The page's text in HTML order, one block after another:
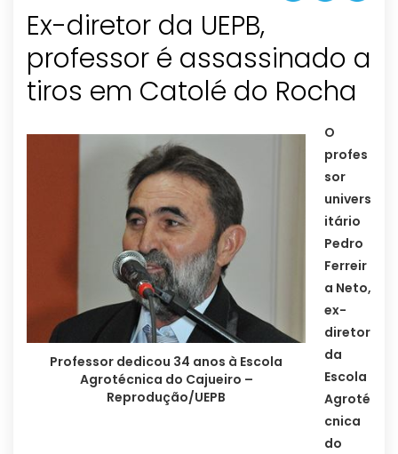
Ex-diretor da UEPB,
professor é assassinado a
tiros em Catolé do Rocha
Professor dedicou 34 anos à Escola
Agrotécnica do Cajueiro –
Reprodução/UEPB
O
profes
sor
univers
itário
Pedro
Ferreir
a Neto,
ex-
diretor
da
Escola
Agroté
cnica
do